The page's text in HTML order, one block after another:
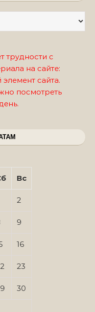
трудности с
на сайте:
сайта.
посмотреть
Вс
2
9
16
23
30